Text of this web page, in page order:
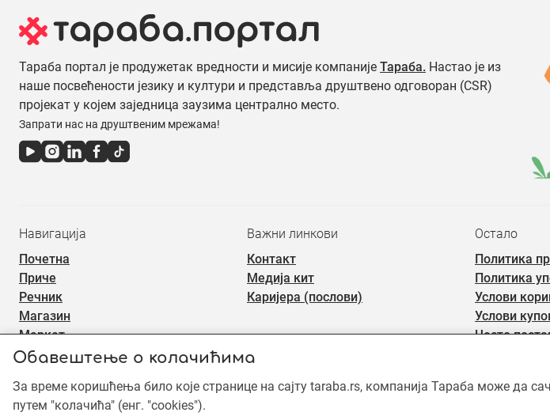
Обавештење о колачићима
За време коришћења било које странице на сајту taraba.rs, компанија Тараба може да
путем "колачића" (енг. "cookies").
Тараба портал је продужетак вредности и мисије компаније Тараба. Настао је из
наше посвећености језику и култури и представља друштвено одговоран (CSR)
пројекат у којем заједница заузима централно место.
Запрати нас на друштвеним мрежама!
Навигација
Почетна
Приче
Речник
Магазин
Маркет
Важни линкови
Контакт
Медија кит
Каријера (послови)
Остало
Политика
Политика
Услови
Услови
Често
©2019 - 2026 Тараба доо. Сва права задржана. Садржај је заштићен ауторским правима и
употреба садржаја је забрањена.